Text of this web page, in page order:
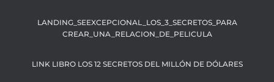
LANDING_SEEXCEPCIONAL_LOS_3_SECRETOS_PARA
CREAR_UNA_RELACION_DE_PELICULA
LINK LIBRO LOS 12 SECRETOS DEL MILLÓN DE DÓLARES